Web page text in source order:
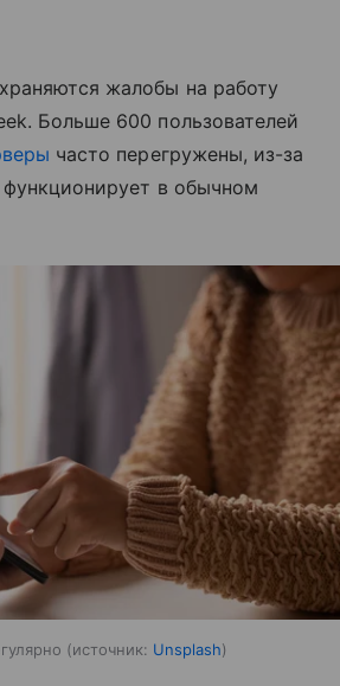
жалобы на работу
Больше 600 пользователей
часто перегружены, из-за
функционирует в обычном
источник: Unsplash